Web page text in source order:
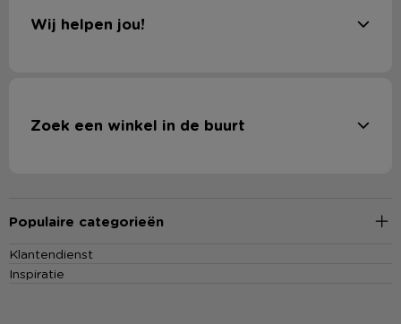
Wij helpen jou!
Zoek een winkel in de buurt
Populaire categorieën
Klantendienst
Inspiratie